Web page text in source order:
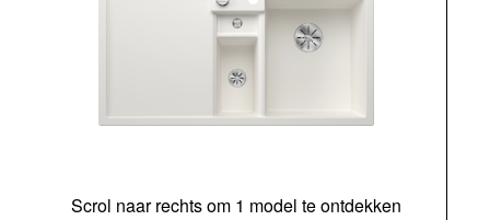
Scrol naar rechts om 1 model te ontdekken